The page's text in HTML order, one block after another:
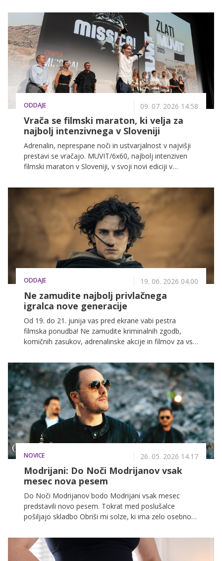
epizodi.
ODDAJE 09. 07. 2026 14.58
Vrača se filmski maraton, ki velja za
najbolj intenzivnega v Sloveniji
Adrenalin, neprespane noči in ustvarjalnost v najvišji
prestavi se vračajo. MUVIT/6x60, najbolj intenziven
filmski maraton v Sloveniji, v svoji novi ediciji v
ustvarjalnosti že dobro poznajo. Le 60 ur. Ena
priložnost. Enake usmeritve za vse ekipe. In cilj, da
kratki film doživi premiero na velikem platnu. Od 17.
do 19. avgusta bodo filmski ustvarjalci znova
tekmovali s časom in izzivom, ki ga lahko premagajo
le najboljši. Vrhunec filmske dirke pa bomo dočakali
21. avgusta na veliki premieri v Odiseji Ljubljana.
ODDAJE 19. 06. 2026 04.00
Ne zamudite najbolj privlačnega
igralca nove generacije
Od 19. do 21. junija vas pred ekrane vabi pestra
filmska ponudba! Ne zamudite kriminalnih zgodb,
komičnih zasukov, adrenalinske akcije in filmov za vso
NOVICE 26. 05. 2026 14.17
Modrijani: Do Noči Modrijanov vsak
mesec nova pesem
Do Noči Modrijanov bodo Modrijani vsak mesec
predstavili novo pesem. Tokrat med poslušalce
pošiljajo skladbo Obriši mi solze, ki ima zelo osebno